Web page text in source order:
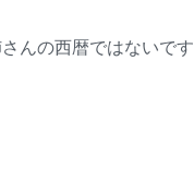
んの西暦ではないです